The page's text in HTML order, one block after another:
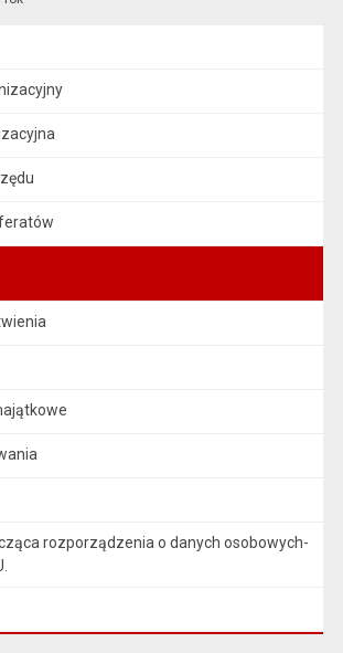
rozporządzenia o danych osobowych-